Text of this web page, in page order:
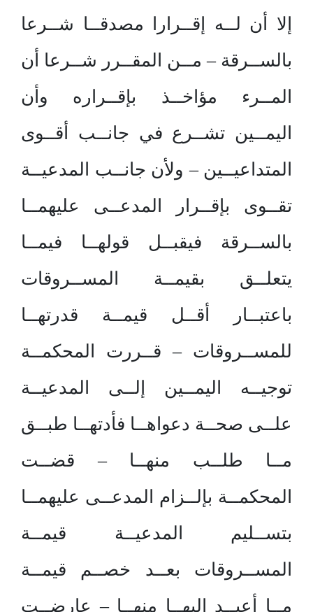
إلا أن لــه إقــرارا مصدقــا شــرعا
بالســرقة – مــن المقــرر شــرعا أن
المــرء مؤاخــذ بإقــراره وأن
اليمــين تشــرع في جانــب أقــوى
المتداعيــين – ولأن جانــب المدعيــة
تقــوى بإقــرار المدعــى عليهمــا
بالســرقة فيقبــل قولهــا فيمــا
يتعلــق بقيمــة المســروقات
باعتبــار أقــل قيمــة قدرتهــا
للمســروقات – قــررت المحكمــة
توجيــه اليمــين إلــى المدعيــة
علــى صحــة دعواهــا فأدتهــا طبــق
مــا طلــب منهــا – قضــت
المحكمــة بإلــزام المدعــى عليهمــا
بتســليم المدعيــة قيمــة
المســروقات بعــد خصــم قيمــة
مــا أعيــد إليهــا منهــا – عارضــت